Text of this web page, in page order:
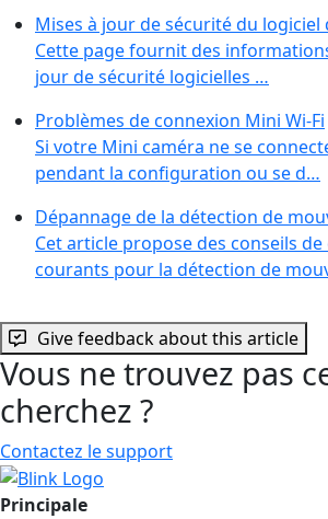
Mises à jour de sécurité du logiciel
Cette page fournit des
jour de sécurité logicielles …
Problèmes de connexion Mini Wi-Fi
Si votre Mini caméra ne se
pendant la configuration ou se d…
Dépannage de la détection de
Cet article propose des conseils
courants pour la détection de
Give feedback about this article
Vous ne trouvez pas
cherchez ?
Contactez le support
Principale